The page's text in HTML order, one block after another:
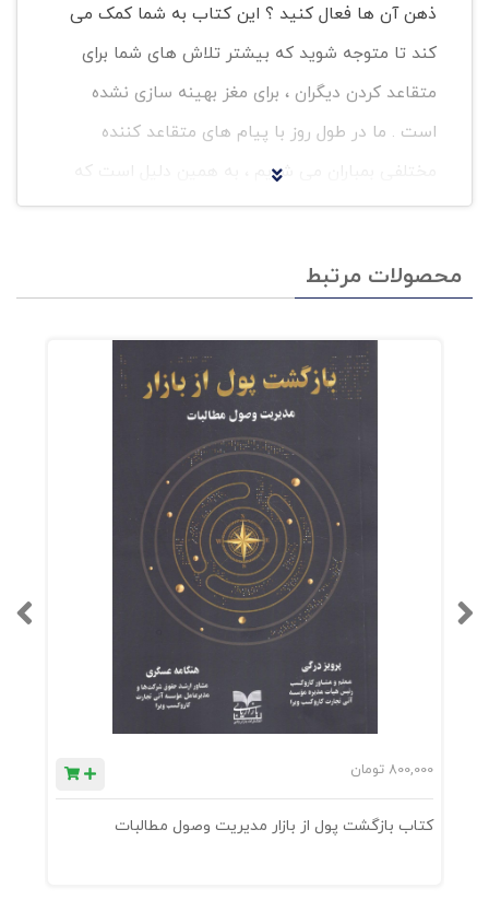
ذهن آن ها فعال کنید ؟ این کتاب به شما کمک می
کند تا متوجه شوید که بیشتر تلاش های شما برای
متقاعد کردن دیگران ، برای مغز بهینه سازی نشده
است . ما در طول روز با پیام های متقاعد کننده
مختلفی بمباران می شویم ، به همین دلیل است که
99% از از آن ها نادیده گرفته می شوند . در این
اطمینان حاصل کنید که پیام هایتان از این طریق
محصولات مرتبط
800,000 تومان
کتاب بازگشت پول از بازار مدیریت وصول مطالبات